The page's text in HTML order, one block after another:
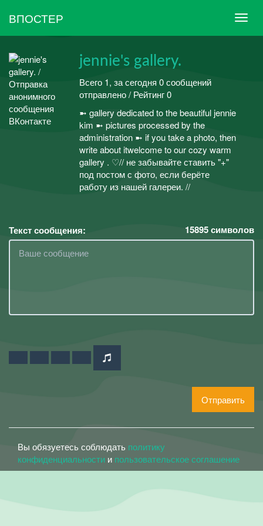
ВПОСТЕР
jennie's gallery.
Всего 1, за сегодня 0 сообщений
отправлено / Рейтинг 0
➼ gallery dedicated to the beautiful jennie
kim ➼ pictures processed by the
administration ➼ if you take a photo, then
write about itwelcome to our cozy warm
gallery . ♡// не забывайте ставить "+"
под постом с фото, если берёте
работу из нашей галереи. //
Текст сообщения: 15895символов
Отправить
Вы обязуетесь соблюдать политику
конфиденциальности и пользовательское соглашение